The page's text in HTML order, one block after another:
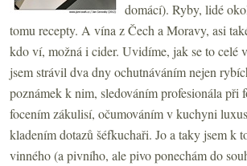
domácí). Ryby, lidé
tomu recepty. A vína z Čech a Moravy, asi
kdo ví, možná i cider. Uvidíme, jak se to celé
jsem strávil dva dny ochutnáváním nejen
poznámek k nim, sledováním profesionála při
focením zákulisí, očumováním v kuchyni
kladením dotazů šéfkuchaři. Jo a taky jsem k
vinného (a pivního, ale pivo ponechám do